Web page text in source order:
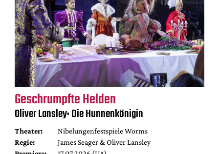
Geschrumpfte Helden
Oliver Lansley: Die Hunnenkönigin
Theater:
Nibelungenfestspiele Worms
Regie:
James Seager & Oliver Lansley